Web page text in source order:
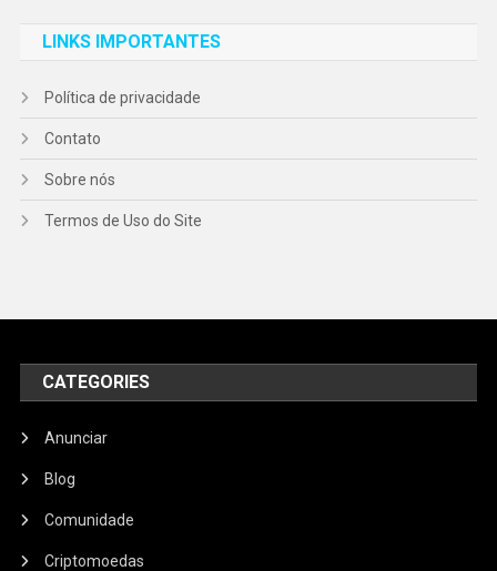
LINKS IMPORTANTES
Política de privacidade
Contato
Sobre nós
Termos de Uso do Site
CATEGORIES
Anunciar
Blog
Comunidade
Criptomoedas